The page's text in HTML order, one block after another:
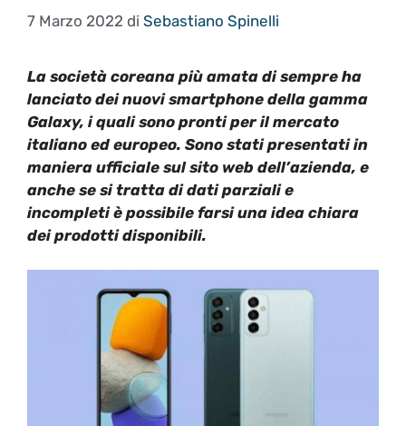
7 Marzo 2022 di Sebastiano Spinelli
La società coreana più amata di sempre ha
lanciato dei nuovi smartphone della gamma
Galaxy, i quali sono pronti per il mercato
italiano ed europeo. Sono stati presentati in
maniera ufficiale sul sito web dell’azienda, e
anche se si tratta di dati parziali e
incompleti è possibile farsi una idea chiara
dei prodotti disponibili.